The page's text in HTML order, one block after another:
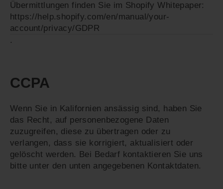
Übermittlungen finden Sie im Shopify Whitepaper:
https://help.shopify.com/en/manual/your-
account/privacy/GDPR
.
CCPA
Wenn Sie in Kalifornien ansässig sind, haben Sie
das Recht, auf personenbezogene Daten
zuzugreifen, diese zu übertragen oder zu
verlangen, dass sie korrigiert, aktualisiert oder
gelöscht werden. Bei Bedarf kontaktieren Sie uns
bitte unter den unten angegebenen Kontaktdaten.